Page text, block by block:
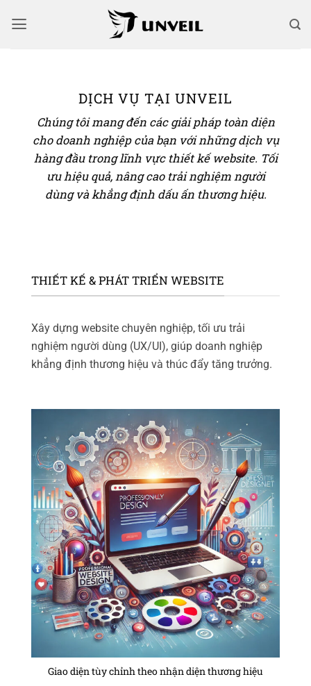
qua
DỊCH VỤ TẠI UNVEIL
Chúng tôi mang đến các giải pháp toàn diện
cho doanh nghiệp của bạn với những dịch vụ
hàng đầu trong lĩnh vực thiết kế website. Tối
ưu hiệu quả, nâng cao trải nghiệm người
dùng và khẳng định dấu ấn thương hiệu.
THIẾT KẾ & PHÁT TRIỂN WEBSITE
Xây dựng website chuyên nghiệp, tối ưu trải
nghiệm người dùng (UX/UI), giúp doanh nghiệp
khẳng định thương hiệu và thúc đẩy tăng trưởng.
Giao diện tùy chỉnh theo nhận diện thương hiệu